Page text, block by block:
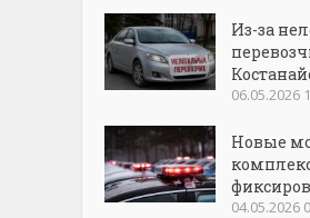
Из-за
06.05.2026
Новые
04.05.2026